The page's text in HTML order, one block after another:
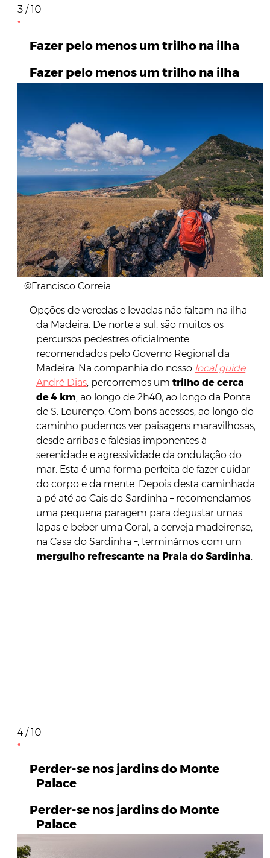
3 / 10
Fazer pelo menos um trilho na ilha
Fazer pelo menos um trilho na ilha
©Francisco Correia
Opções de veredas e levadas não faltam na ilha
da Madeira. De norte a sul, são muitos os
percursos pedestres oficialmente
recomendados pelo Governo Regional da
Madeira. Na companhia do nosso local guide,
André Dias, percorremos um trilho de cerca
de 4 km, ao longo de 2h40, ao longo da Ponta
de S. Lourenço. Com bons acessos, ao longo do
caminho pudemos ver paisagens maravilhosas,
desde arribas e falésias imponentes à
serenidade e agressividade da ondulação do
mar. Esta é uma forma perfeita de fazer cuidar
do corpo e da mente. Depois desta caminhada
a pé até ao Cais do Sardinha – recomendamos
uma pequena paragem para degustar umas
lapas e beber uma Coral, a cerveja madeirense,
na Casa do Sardinha –, terminámos com um
mergulho refrescante na Praia do Sardinha.
4 / 10
Perder-se nos jardins do Monte
Palace
Perder-se nos jardins do Monte
Palace